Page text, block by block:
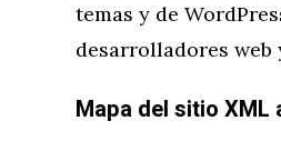
temas y de
desarrolladores web
Mapa del sitio XML